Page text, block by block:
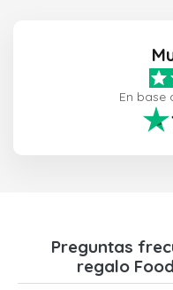
En base
Preguntas
regalo